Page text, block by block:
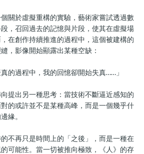
關於虛擬重構的實驗，藝術家嘗試透過數
，召回過去的記憶與片段，使其在虛擬場
在創作持續推進的過程中，這個被建構的
，影像開始顯露出某種空缺：
真的過程中，我的回憶卻開始失真……」
提出另一種思考：當技術不斷逼近感知的
的或許並不是某種高峰，而是一個幾乎什
緣。
的不再只是時間上的「之後」，而是一種在
可能性。當一切被推向極致，《人》的存